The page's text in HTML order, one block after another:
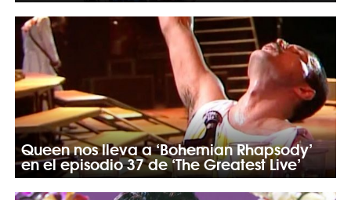
Queen nos lleva a ‘Bohemian Rhapsody’
en el episodio 37 de ‘The Greatest Live’